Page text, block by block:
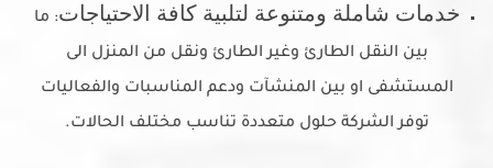
خدمات شاملة ومتنوعة لتلبية كافة الاحتياجات: ما
بين النقل الطارئ وغير الطارئ ونقل من المنزل الى
المستشفى او بين المنشآت ودعم المناسبات والفعاليات
توفر الشركة حلول متعددة تناسب مختلف الحالات.